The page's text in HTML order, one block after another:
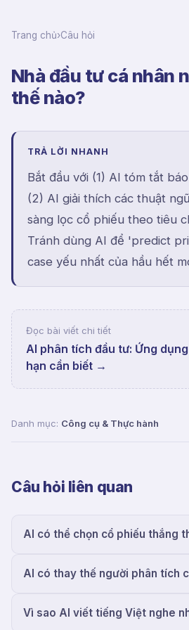
Trang chủ›Câu hỏi
Nhà đầu tư cá nhân
thế nào?
TRẢ LỜI NHANH
Bắt đầu với (1) AI tóm tắt
(2) AI giải thích các thuật
sàng lọc cổ phiếu theo tiêu
Tránh dùng AI để 'predict
case yếu nhất của hầu hết
Đọc bài viết chi tiết
AI phân tích đầu tư: Ứng
hạn cần biết →
Danh mục: Công cụ & Thực hành
Câu hỏi liên quan
AI có thể chọn cổ phiếu thắng
AI có thay thế người phân tích
Vì sao AI viết tiếng Việt nghe